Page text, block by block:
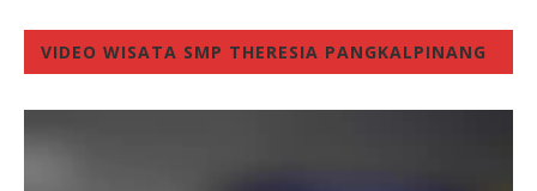
VIDEO WISATA SMP THERESIA PANGKALPINANG